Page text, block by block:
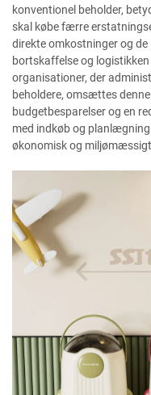
konventionel beholder,
skal købe færre
direkte omkostninger og
bortskaffelse og
organisationer, der
beholdere, omsættes
budgetbesparelser og en
med indkøb og
økonomisk og